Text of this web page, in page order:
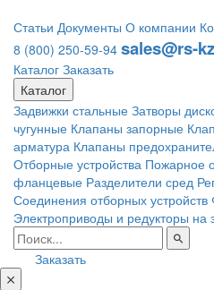
Статьи Документы О компании
8 (800) 250-59-94 sales@rs-
Каталог Заказать
Каталог
Задвижки стальные Затворы
чугунные Клапаны запорные
арматура Клапаны
Отборные устройства Пожарное
фланцевые Разделители сред
Соединения отборных устройств
Электроприводы и редукторы на
Заказать